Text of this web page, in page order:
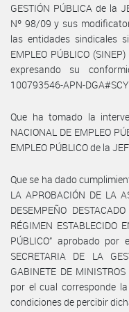
GESTIÓN PÚBLICA de la
Nº 98/09 y sus
las entidades sindicales
EMPLEO PÚBLICO
expresando su
100793546-APN-
Que ha tomado la
NACIONAL DE EMPLEO
EMPLEO PÚBLICO de la
Que se ha dado
LA APROBACIÓN DE LA
DESEMPEÑO
RÉGIMEN ESTABLECIDO
PÚBLICO” aprobado
SECRETARIA DE LA
GABINETE DE
por el cual corresponde
condiciones de percibir